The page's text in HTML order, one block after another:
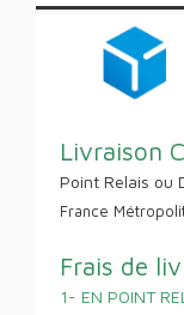
Livraison
Point Relais ou
France
Frais de
1- EN POINT